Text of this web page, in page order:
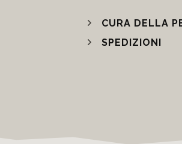
CURA DELLA
SPEDIZIONI